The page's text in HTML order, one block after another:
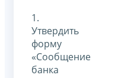
1.
Утвердить
форму
«Сообщение
банка